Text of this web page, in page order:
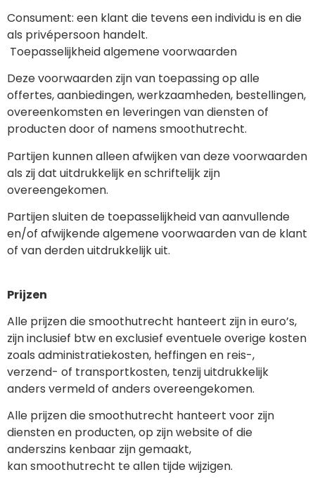
Consument: een klant die tevens een individu is en die
als privépersoon handelt.
Toepasselijkheid algemene voorwaarden
Deze voorwaarden zijn van toepassing op alle
offertes, aanbiedingen, werkzaamheden, bestellingen,
overeenkomsten en leveringen van diensten of
producten door of namens smoothutrecht.
Partijen kunnen alleen afwijken van deze voorwaarden
als zij dat uitdrukkelijk en schriftelijk zijn
overeengekomen.
Partijen sluiten de toepasselijkheid van aanvullende
en/of afwijkende algemene voorwaarden van de klant
of van derden uitdrukkelijk uit.
Prijzen
Alle prijzen die smoothutrecht hanteert zijn in euro’s,
zijn inclusief btw en exclusief eventuele overige kosten
zoals administratiekosten, heffingen en reis-,
verzend- of transportkosten, tenzij uitdrukkelijk
anders vermeld of anders overeengekomen.
Alle prijzen die smoothutrecht hanteert voor zijn
diensten en producten, op zijn website of die
anderszins kenbaar zijn gemaakt,
kan smoothutrecht te allen tijde wijzigen.